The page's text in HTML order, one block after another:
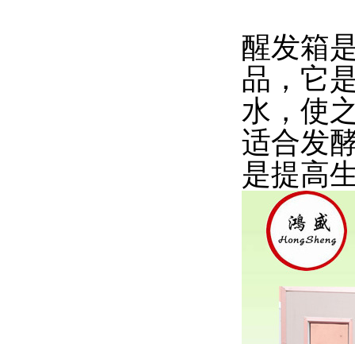
醒发箱
品，它
水，使
适合发
是提高